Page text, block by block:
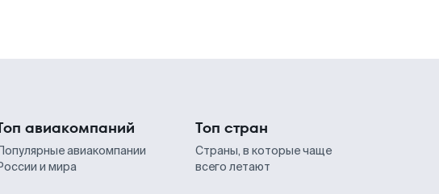
авиакомпаний
авиакомпании
и мира
Топ стран
Страны, в которые чаще
всего летают